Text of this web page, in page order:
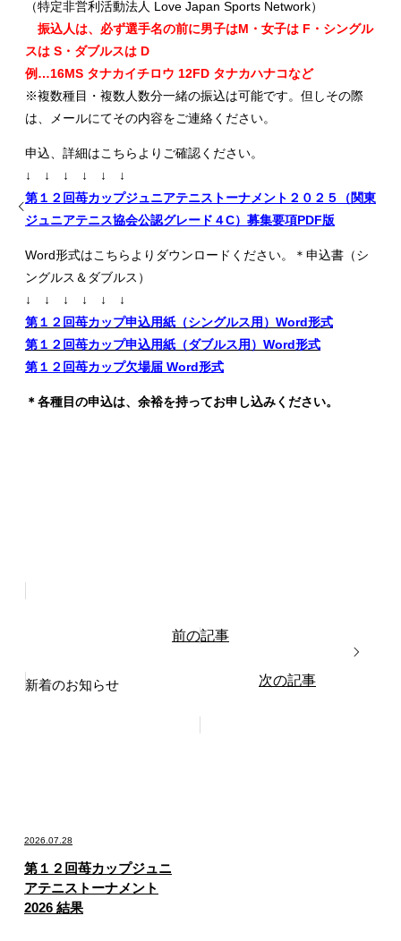
（特定非営利活動法人 Love Japan Sports Network）
振込人は、必ず選手名の前に男子はM・女子は F・シングル
スは S・ダブルスは D
例…16MS タナカイチロウ 12FD タナカハナコなど
※複数種目・複数人数分一緒の振込は可能です。但しその際
は、メールにてその内容をご連絡ください。
申込、詳細はこちらよりご確認ください。
↓ ↓ ↓ ↓ ↓ ↓
第１２回苺カップジュニアテニストーナメント２０２５（関東
ジュニアテニス協会公認グレード４C）募集要項PDF版
Word形式はこちらよりダウンロードください。＊申込書（シ
ングルス＆ダブルス）
↓ ↓ ↓ ↓ ↓ ↓
第１２回苺カップ申込用紙（シングルス用）Word形式
第１２回苺カップ申込用紙（ダブルス用）Word形式
第１２回苺カップ欠場届 Word形式
＊各種目の申込は、余裕を持ってお申し込みください。
前の記事
次の記事
新着のお知らせ
2026.07.28
第１２回苺カップジュニ
アテニストーナメント
2026 結果